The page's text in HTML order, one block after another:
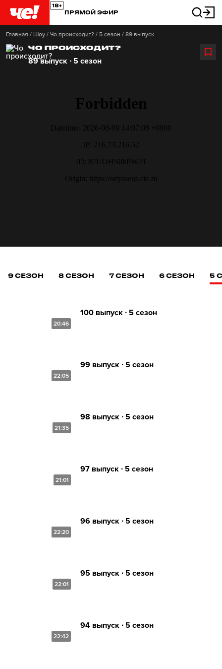
ПРЯМОЙ ЭФИР
Главная / Шоу / Чо происходит? / 5 сезон / 89 выпуск
ЧО ПРОИСХОДИТ?
89 выпуск ∙ 5 сезон
9 СЕЗОН 8 СЕЗОН 7 СЕЗОН 6 СЕЗОН 5
20:46
100 выпуск ∙ 5 сезон
22:05
99 выпуск ∙ 5 сезон
21:35
98 выпуск ∙ 5 сезон
21:01
97 выпуск ∙ 5 сезон
22:20
96 выпуск ∙ 5 сезон
22:01
95 выпуск ∙ 5 сезон
22:42
94 выпуск ∙ 5 сезон